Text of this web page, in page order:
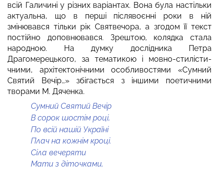
всій Галичині у різних варіантах. Вона була настільки
актуальна, що в перші післявоєнні роки в ній
змінювався тільки рік Святвечора, а згодом її текст
постійно доповнювався. Зрештою, колядка стала
народною. На думку дослідника Петра
Драгомерецького, за тематикою і мовно-стилісти­
чними, архітектонічними особливостями «Сумний
Святий Вечір…» збігається з іншими поетичними
творами М. Дя­ченка.
Сумний Святий Вечір
В сорок шостім році,
По всій нашій Україні
Плач на кожнім кроці.
Сіла вечеряти
Мати з діточками,